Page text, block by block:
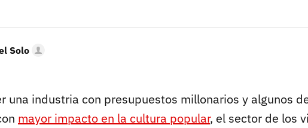
Solo
una industria con presupuestos millonarios y algunos
mayor impacto en la cultura popular, el sector de los